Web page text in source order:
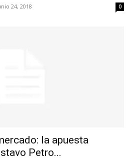
24, 2018 0
la apuesta
Petro...